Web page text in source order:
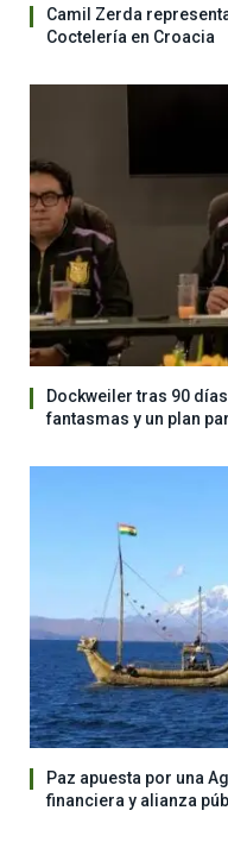
Camil Zerda
Coctelería en Croacia
Dockweiler tras 90
fantasmas y un plan
Paz apuesta por una
financiera y alianza